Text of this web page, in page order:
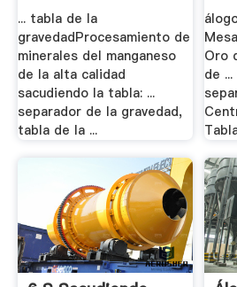
... tabla de la
gravedadProcesamiento de
minerales del manganeso
de la alta calidad
sacudiendo la tabla: ...
separador de la gravedad,
tabla de la ...
Oro
de